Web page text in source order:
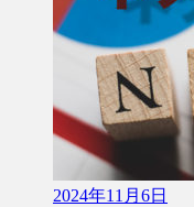
2024年11月6日